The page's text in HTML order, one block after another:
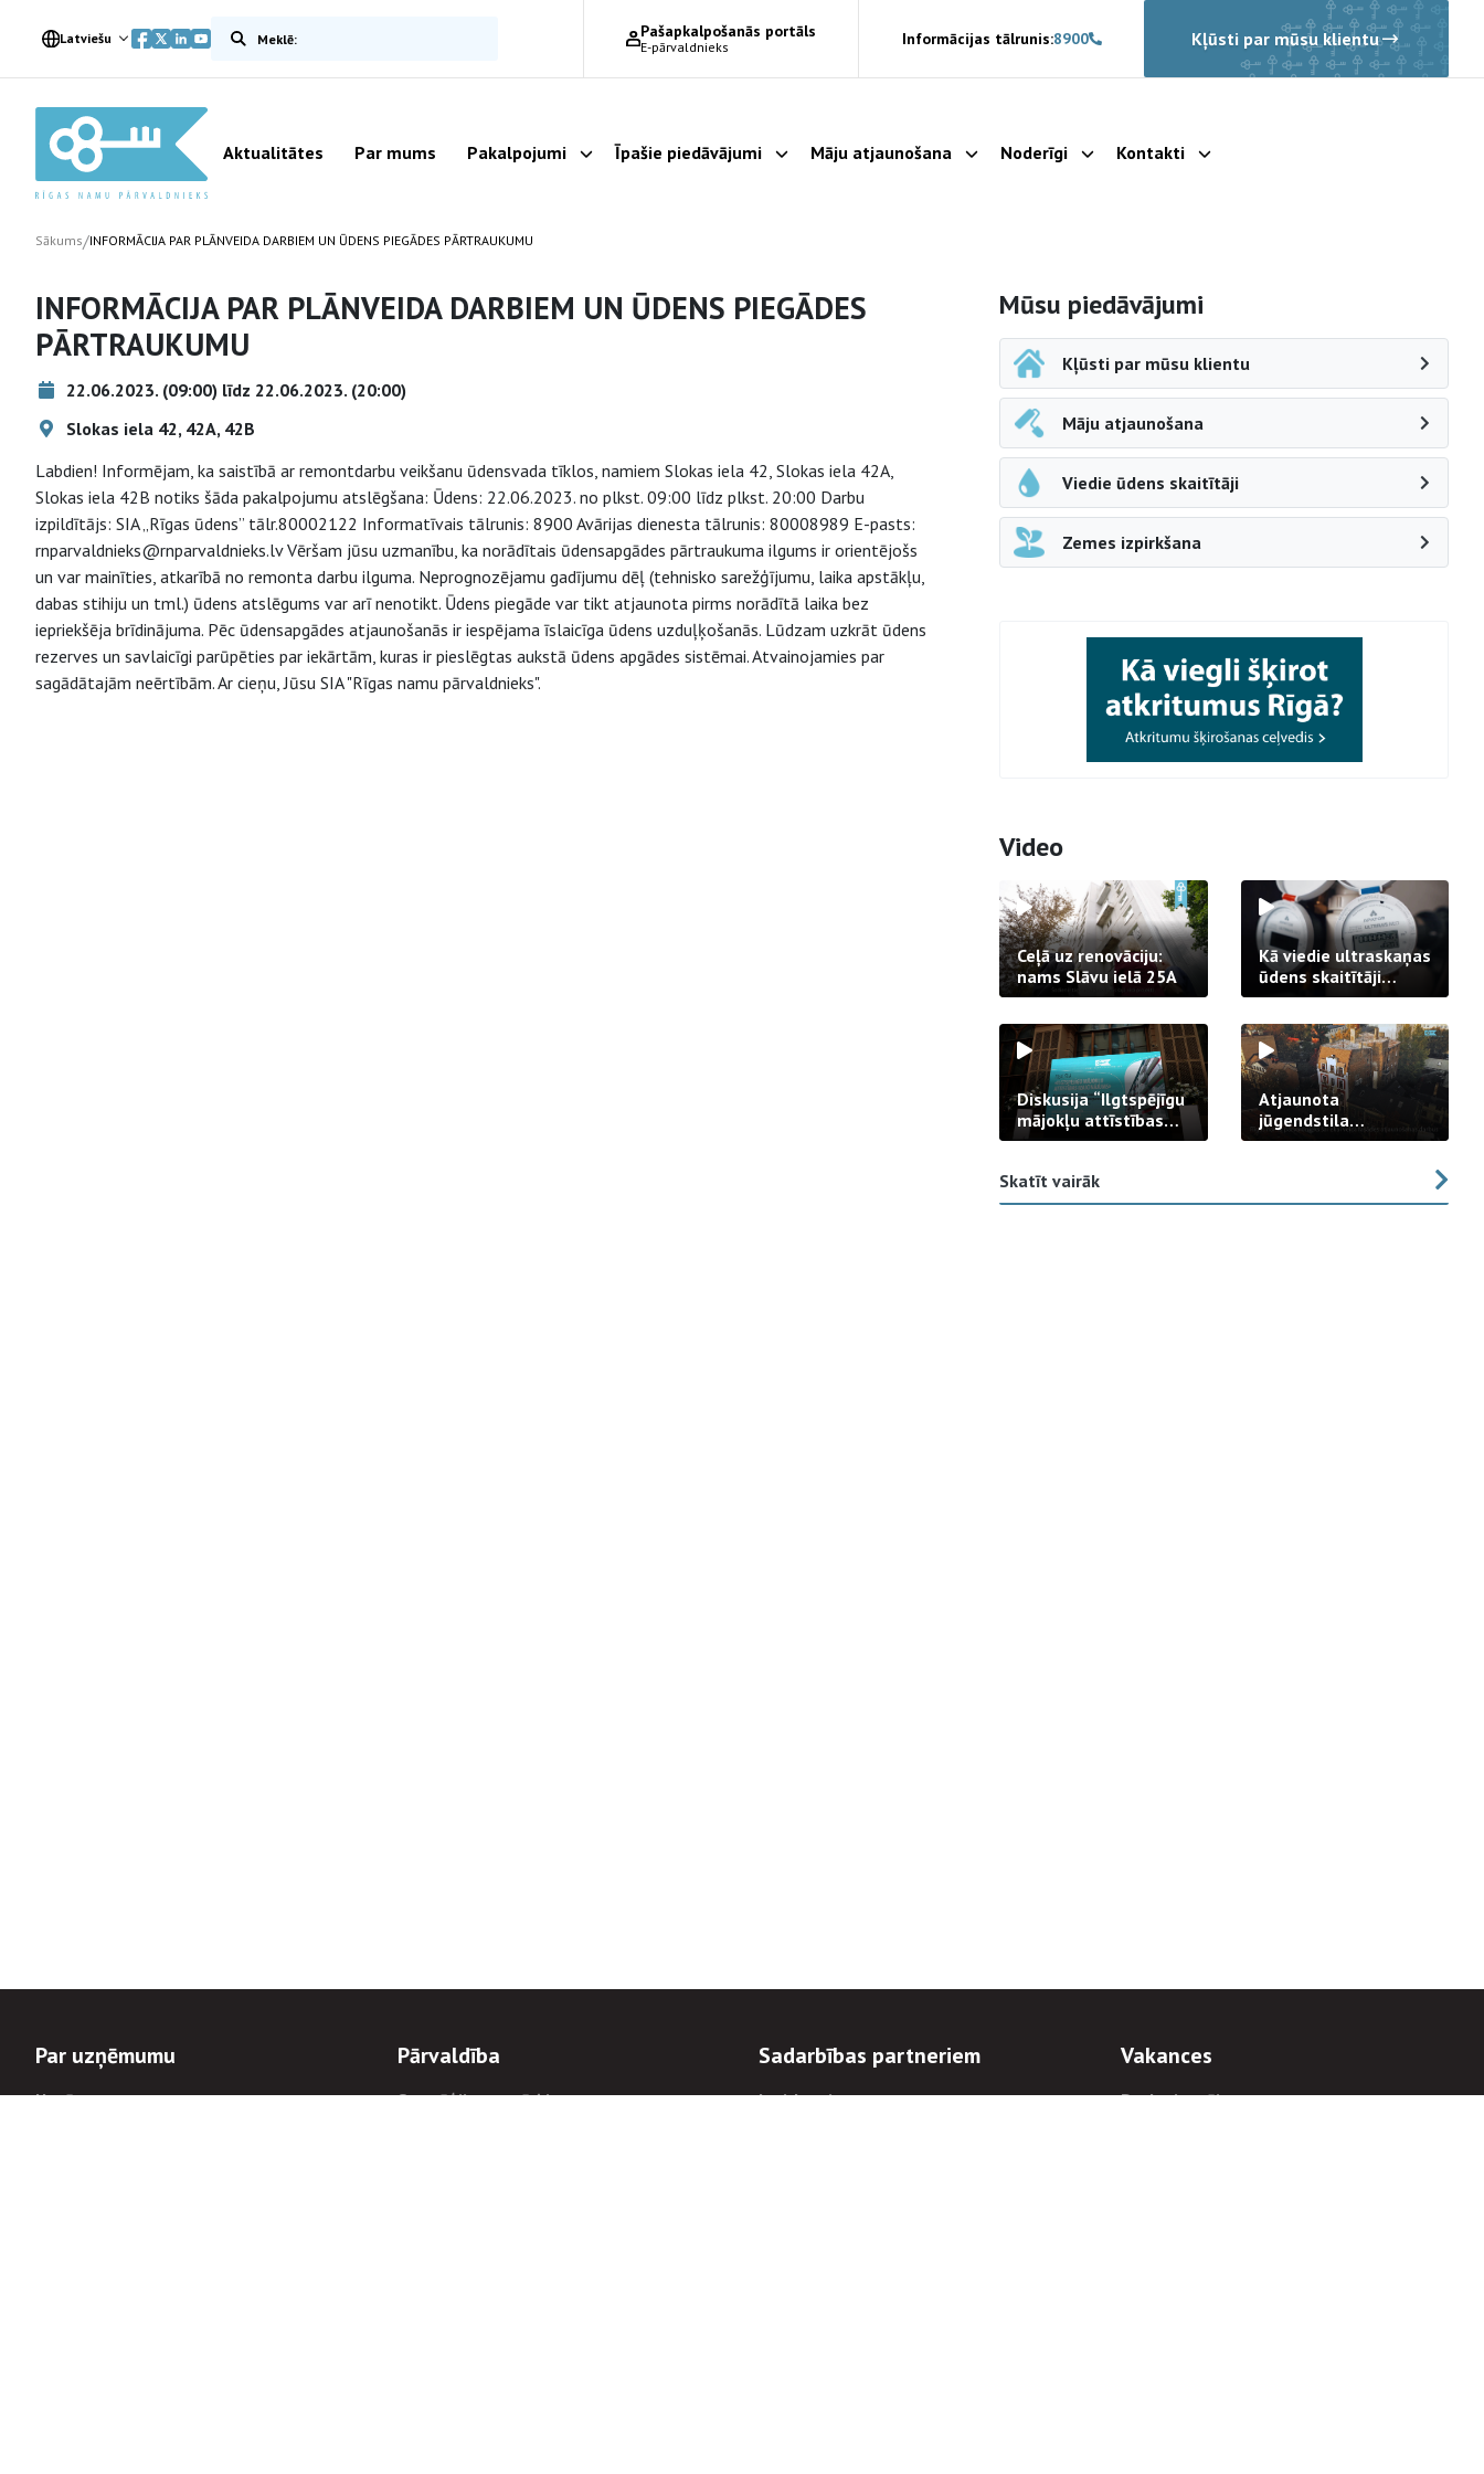
Latviešu Meklēt vietnē Pašapkalpošanās portāls
E-pārvaldnieks Informācijas tālrunis:8900 Kļūsti par mūsu klientu
Aktualitātes Par mums Pakalpojumi Parādīt apakšizvēlni
Īpašie piedāvājumi Parādīt apakšizvēlni
Māju atjaunošana Parādīt apakšizvēlni
Noderīgi Parādīt apakšizvēlni
Kontakti Parādīt apakšizvēlni
Sākums/INFORMĀCIJA PAR PLĀNVEIDA DARBIEM UN ŪDENS PIEGĀDES PĀRTRAUKUMU
INFORMĀCIJA PAR PLĀNVEIDA DARBIEM UN ŪDENS PIEGĀDES
PĀRTRAUKUMU
22.06.2023. (09:00) līdz 22.06.2023. (20:00)
Slokas iela 42, 42A, 42B
Labdien! Informējam, ka saistībā ar remontdarbu veikšanu ūdensvada tīklos, namiem Slokas iela 42, Slokas iela 42A,
Slokas iela 42B notiks šāda pakalpojumu atslēgšana: Ūdens: 22.06.2023. no plkst. 09:00 līdz plkst. 20:00 Darbu
izpildītājs: SIA „Rīgas ūdens” tālr.80002122 Informatīvais tālrunis: 8900 Avārijas dienesta tālrunis: 80008989 E-pasts:
rnparvaldnieks@rnparvaldnieks.lv Vēršam jūsu uzmanību, ka norādītais ūdensapgādes pārtraukuma ilgums ir orientējošs
un var mainīties, atkarībā no remonta darbu ilguma. Neprognozējamu gadījumu dēļ (tehnisko sarežģījumu, laika apstākļu,
dabas stihiju un tml.) ūdens atslēgums var arī nenotikt. Ūdens piegāde var tikt atjaunota pirms norādītā laika bez
iepriekšēja brīdinājuma. Pēc ūdensapgādes atjaunošanās ir iespējama īslaicīga ūdens uzduļķošanās. Lūdzam uzkrāt ūdens
rezerves un savlaicīgi parūpēties par iekārtām, kuras ir pieslēgtas aukstā ūdens apgādes sistēmai. Atvainojamies par
sagādātajām neērtībām. Ar cieņu, Jūsu SIA "Rīgas namu pārvaldnieks".
Sāna navigācija
Mūsu piedāvājumi
Kļūsti par mūsu klientu
Māju atjaunošana
Viedie ūdens skaitītāji
Zemes izpirkšana
Video
Ceļā uz renovāciju:
nams Slāvu ielā 25A
Kā viedie ultraskaņas
ūdens skaitītāji
strādā praksē
Diskusija “Ilgtspējīgu
mājokļu attīstības
izaicinājums”
Atjaunota
jūgendstila
arhitektūras pērles
Skatīt vairāk
Par uzņēmumu
Uzņēmums
Pārvaldība
Stratēģija un mērķi
Sadarbības partneriem
Iepirkumi
Vakances
Darba iespējas